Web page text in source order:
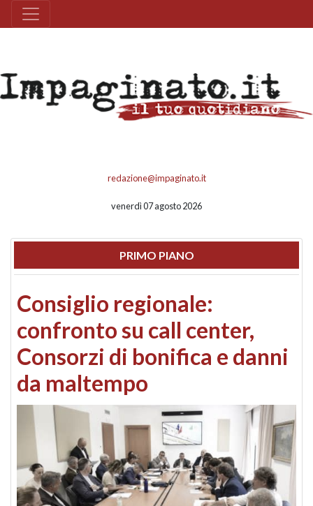
redazione@impaginato.it
venerdì 07 agosto 2026
PRIMO PIANO
Consiglio regionale:
confronto su call center,
Consorzi di bonifica e danni
da maltempo